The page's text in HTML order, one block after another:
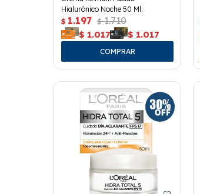
Hialurónico Noche 50 Ml.
$ 1.197 $ 1.710
$ 1.017 $ 1.017